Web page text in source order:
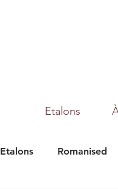
Etalons
Etalons Romanised